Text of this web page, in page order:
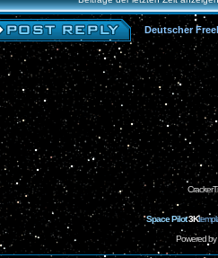
Deutscher
Space Pilot3K
Powered by